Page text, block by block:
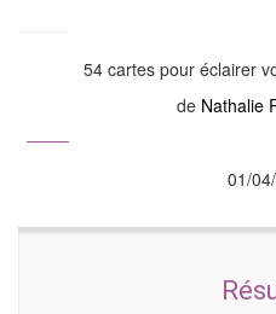
54 cartes pour éclairer
de Nathalie
01/